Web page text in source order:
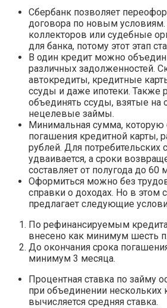
Сбербанк позволяет
договора по новым
коллекторов или судебные
для банка, потому этот этап
В один кредит можно
различных задолженностей.
автокредиты, кредитные
ссуды и даже ипотеки. Также
объединять ссуды, взятые на
нецелевые займы.
Минимальная сумма, которую
погашения кредитной карты,
рублей. Для потребительских
удваивается, а сроки
составляет от полугода до 60
Оформиться можно без
справки о доходах. Но в этом
предлагает следующие
По рефинансируемым
внесено как минимум шесть
До окончания срока
минимум 3 месяца.
Процентная ставка по займу
при объединении нескольких
вычисляется средняя ставка.